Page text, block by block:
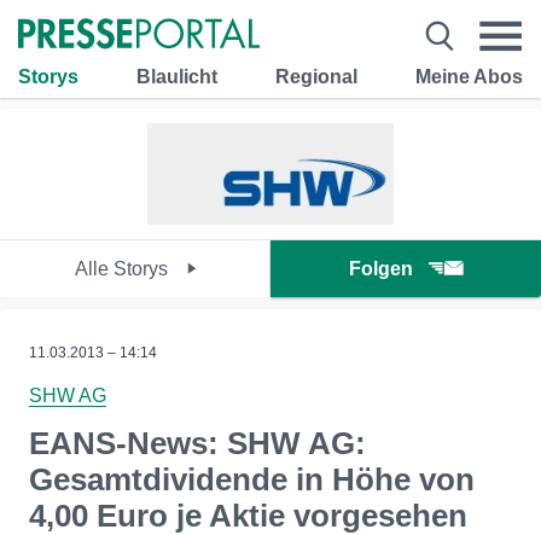
Storys Blaulicht Regional Meine Abos
Alle Storys Folgen
11.03.2013 – 14:14
SHW AG
EANS-News: SHW AG:
Gesamtdividende in Höhe von
4,00 Euro je Aktie vorgesehen